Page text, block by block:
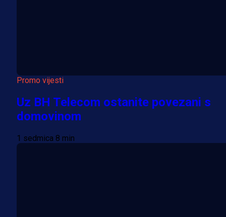
Promo vijesti
Uz BH Telecom ostanite povezani s
domovinom
1 sedmica 8 min